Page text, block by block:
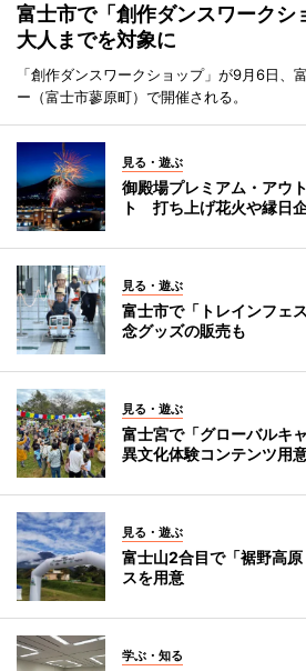
富士市で「創作ダンスワークシ
大人までを対象に
「創作ダンスワークショップ」が9月6日、
ー（富士市蓼原町）で開催される。
見る・遊ぶ
御殿場プレミアム・アウ
ト 打ち上げ花火や縁日
見る・遊ぶ
富士市で「トレインフェ
念グッズの販売も
見る・遊ぶ
富士宮で「グローバルキ
異文化体験コンテンツ用
見る・遊ぶ
富士山2合目で「裾野高
スを用意
学ぶ・知る